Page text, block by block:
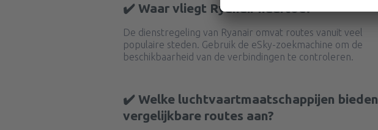
✔️ Waar vliegt Ryanair naartoe?
De dienstregeling van Ryanair omvat routes vanuit veel
populaire steden. Gebruik de eSky-zoekmachine om de
beschikbaarheid van de verbindingen te controleren.
✔️ Welke luchtvaartmaatschappijen bieden
vergelijkbare routes aan?